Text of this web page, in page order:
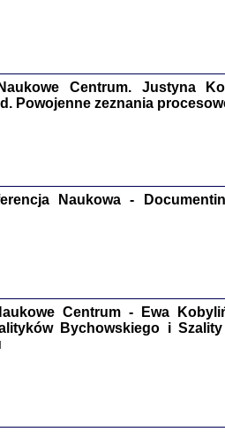
oprac.
Studia i
nr 17, R.
NIE WIEMY CO
Dziennik
Centrum. Justyna
Powojenne zeznania
Naukowa -
Centrum - Ewa
Bychowskiego i